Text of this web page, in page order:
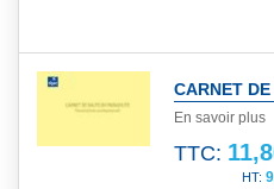
CARNET
En savoir plus
TTC: